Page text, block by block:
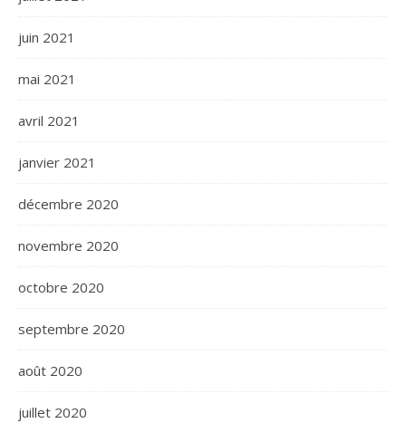
juin 2021
mai 2021
avril 2021
janvier 2021
décembre 2020
novembre 2020
octobre 2020
septembre 2020
août 2020
juillet 2020